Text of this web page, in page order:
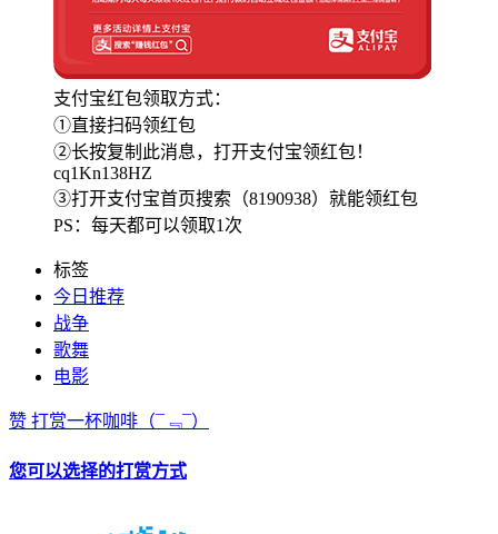
支付宝红包领取方式：
①直接扫码领红包
②长按复制此消息，打开支付宝领红包！
cq1Kn138HZ
③打开支付宝首页搜索（8190938）就能领红包
PS：每天都可以领取1次
标签
今日推荐
战争
歌舞
电影
赞 打赏一杯咖啡 （¯﹃¯）
您可以选择的打赏方式